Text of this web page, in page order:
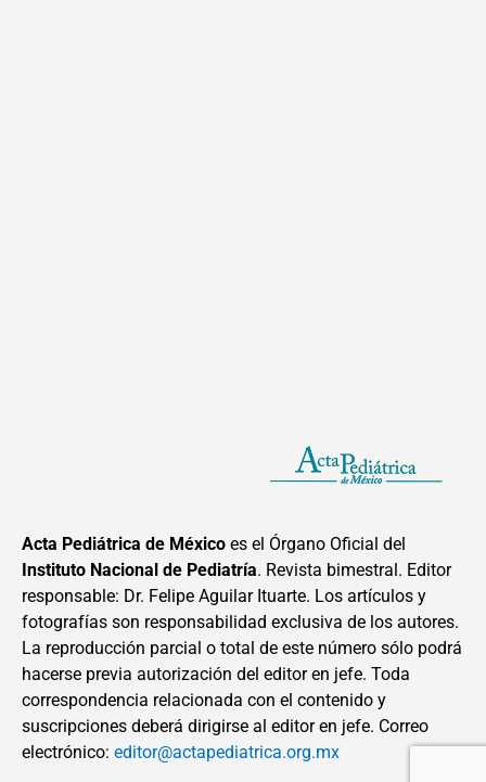
Acta Pediátrica de México es el Órgano Oficial del
Instituto Nacional de Pediatría. Revista bimestral. Editor
responsable: Dr. Felipe Aguilar Ituarte. Los artículos y
fotografías son responsabilidad exclusiva de los autores.
La reproducción parcial o total de este número sólo podrá
hacerse previa autorización del editor en jefe. Toda
correspondencia relacionada con el contenido y
suscripciones deberá dirigirse al editor en jefe. Correo
electrónico: editor@actapediatrica.org.mx